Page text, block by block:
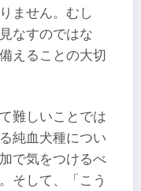
ません。むし
なすのではな
えることの大切
難しいことでは
純血犬種につい
で気をつけるべ
そして、「こう